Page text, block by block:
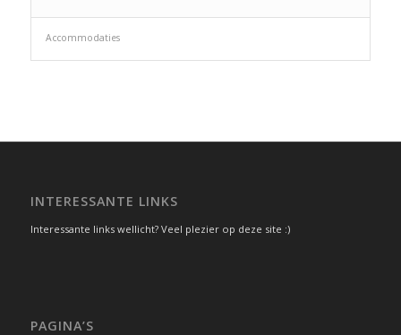
Accommodaties
INTERESSANTE LINKS
Interessante links wellicht? Veel plezier op deze site :)
PAGINA’S